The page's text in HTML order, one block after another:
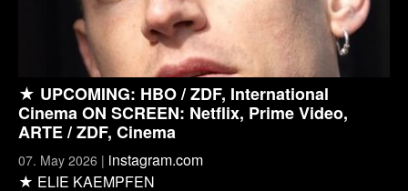
★ UPCOMING: HBO / ZDF, International
Cinema ON SCREEN: Netflix, Prime Video,
ARTE / ZDF, Cinema
07. May 2026 | instagram.com
★ ELIE KAEMPFEN